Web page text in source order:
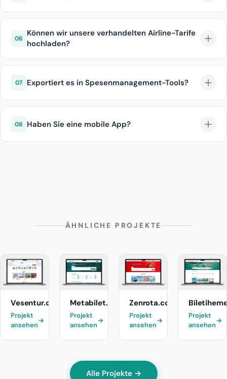
Das Duty-of-Care-Modul überwacht Standort und
Flugstatus in Echtzeit.
06
Können wir unsere verhandelten Airline-Tarife
hochladen?
Ja, Sie können Firmentarif-Codes hochladen.
07 Exportiert es in Spesenmanagement-Tools?
Automatischer Export nach SAP Concur, Expensify
08 Haben Sie eine mobile App?
ÄHNLICHE PROJEKTE
Vesentur.com
Projekt
ansehen
→
Metabilet.com
Projekt
ansehen
→
Zenrota.com
Projekt
ansehen
→
Projekt
ansehen
→
Alle Projekte →